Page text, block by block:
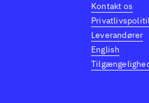
Kontakt os
Leverandører
English